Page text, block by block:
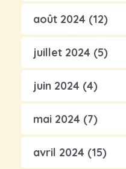
août 2024 (12)
juillet 2024 (5)
juin 2024 (4)
mai 2024 (7)
avril 2024 (15)